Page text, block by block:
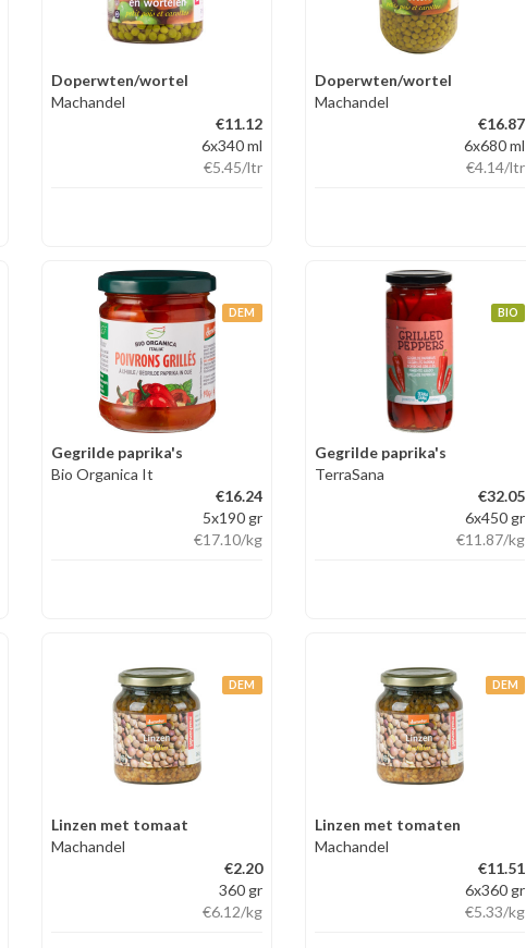
Doperwten/wortel
Machandel
€11.12
6x340 ml
€5.45/ltr
Doperwten/wortel
Machandel
€16.87
6x680 ml
€4.14/ltr
DEM
Gegrilde paprika's
Bio Organica It
€16.24
5x190 gr
€17.10/kg
BIO
Gegrilde paprika's
TerraSana
€32.05
6x450 gr
€11.87/kg
DEM
Linzen met tomaat
Machandel
€2.20
360 gr
€6.12/kg
DEM
Linzen met tomaten
Machandel
€11.51
6x360 gr
€5.33/kg